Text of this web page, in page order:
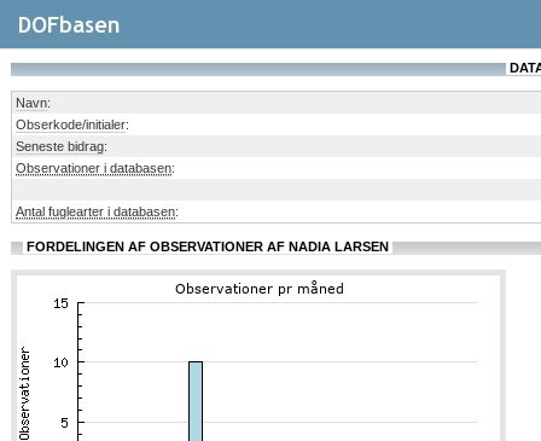
Navn:
Obserkode/initialer:
Seneste bidrag:
Observationer i databasen:
Antal fuglearter i databasen:
FORDELINGEN AF OBSERVATIONER AF NADIA LARSEN